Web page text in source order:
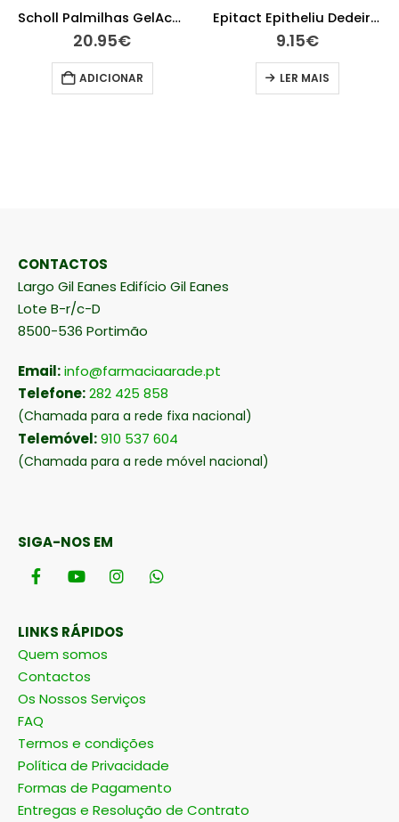
Scholl Palmilhas GelActiv Profissional Mulher
20.95€
ADICIONAR
Epitact Epitheliu Dedeira Tl
9.15€
LER MAIS
CONTACTOS
Largo Gil Eanes Edifício Gil Eanes
Lote B-r/c-D
8500-536 Portimão
Email:info@farmaciaarade.pt
Telefone:282 425 858
(Chamada para a rede fixa nacional)
Telemóvel:910 537 604
(Chamada para a rede móvel nacional)
SIGA-NOS EM
LINKS RÁPIDOS
Quem somos
Contactos
Os Nossos Serviços
FAQ
Termos e condições
Política de Privacidade
Formas de Pagamento
Entregas e Resolução de Contrato